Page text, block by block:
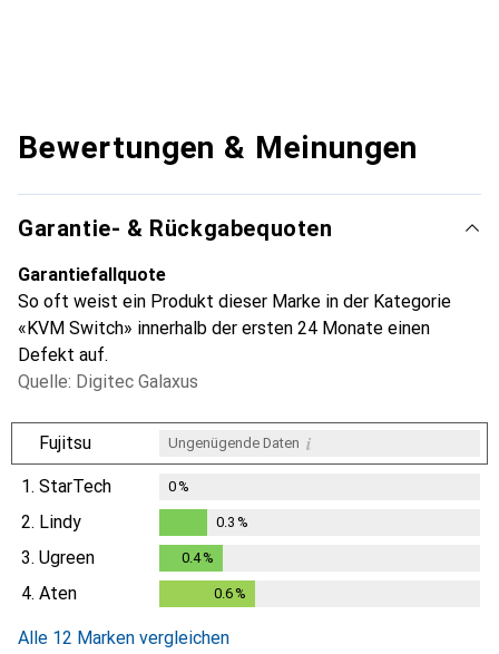
Bewertungen & Meinungen
Garantie- & Rückgabequoten
Garantiefallquote
So oft weist ein Produkt dieser Marke in der Kategorie
«KVM Switch» innerhalb der ersten 24 Monate einen
Defekt auf.
Quelle: Digitec Galaxus
Fujitsu Ungenügende Daten i
1. StarTech 0%
2. Lindy
0.3%
0.3 %
3. Ugreen 0.4%
4. Aten 0.6 %
Alle 12 Marken vergleichen